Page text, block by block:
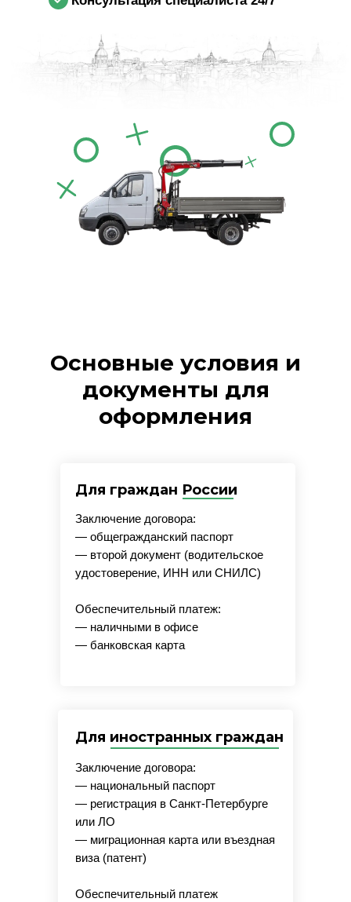
Основные условия и
документы для
оформления
Для граждан России
Для иностранных граждан
Заключение договора:
— общегражданский паспорт
— второй документ (водительское
удостоверение, ИНН или СНИЛС)
Обеспечительный платеж:
— наличными в офисе
— банковская карта
Заключение договора:
— национальный паспорт
— регистрация в Санкт-Петербурге
или ЛО
— миграционная карта или въездная
виза (патент)
Обеспечительный платеж